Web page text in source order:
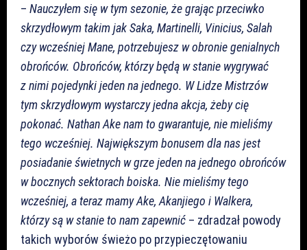
– Nauczyłem się w tym sezonie, że grając przeciwko
skrzydłowym takim jak Saka, Martinelli, Vinicius, Salah
czy wcześniej Mane, potrzebujesz w obronie genialnych
obrońców. Obrońców, którzy będą w stanie wygrywać
z nimi pojedynki jeden na jednego. W Lidze Mistrzów
tym skrzydłowym wystarczy jedna akcja, żeby cię
pokonać. Nathan Ake nam to gwarantuje, nie mieliśmy
tego wcześniej. Największym bonusem dla nas jest
posiadanie świetnych w grze jeden na jednego obrońców
w bocznych sektorach boiska. Nie mieliśmy tego
wcześniej, a teraz mamy Ake, Akanjiego i Walkera,
którzy są w stanie to nam zapewnić – zdradzał powody
takich wyborów świeżo po przypieczętowaniu